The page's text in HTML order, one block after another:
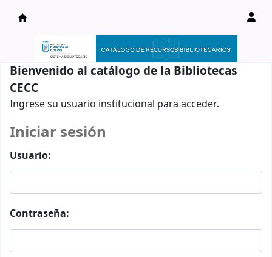
Catálogo en línea
Bienvenido al catálogo de la Bibliotecas
CECC
Ingrese su usuario institucional para acceder.
Iniciar sesión
Usuario:
Contraseña: